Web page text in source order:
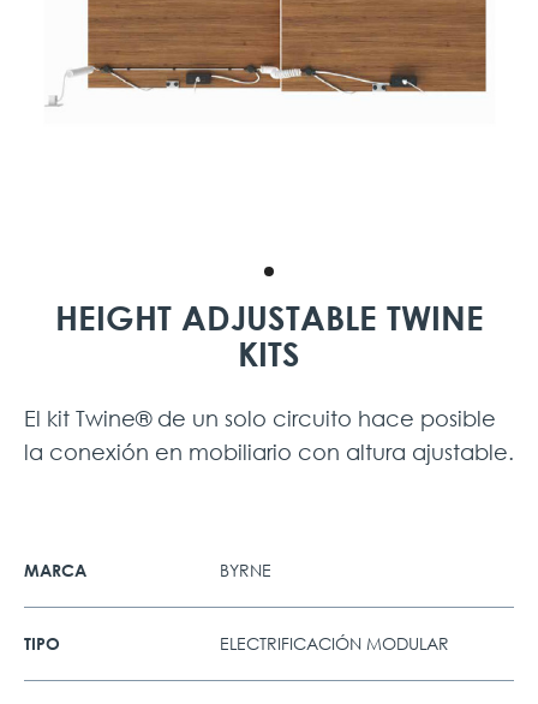
HEIGHT ADJUSTABLE TWINE
KITS
El kit Twine® de un solo circuito hace posible
la conexión en mobiliario con altura ajustable.
MARCA BYRNE
TIPO ELECTRIFICACIÓN MODULAR